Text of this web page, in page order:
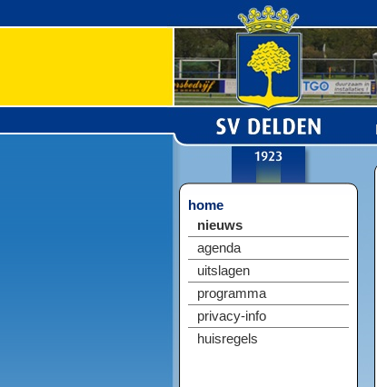
home
nieuws
agenda
uitslagen
programma
privacy-info
huisregels